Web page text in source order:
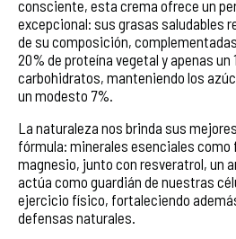
consciente, esta crema ofrece un
excepcional: sus grasas saludables
de su composición,
20% de proteína vegetal y apenas un
carbohidratos, manteniendo los
un modesto 7%.
La naturaleza nos brinda sus
fórmula: minerales esenciales como
magnesio, junto con resveratrol, un
actúa como guardián de nuestras
ejercicio físico, fortaleciendo
defensas naturales.